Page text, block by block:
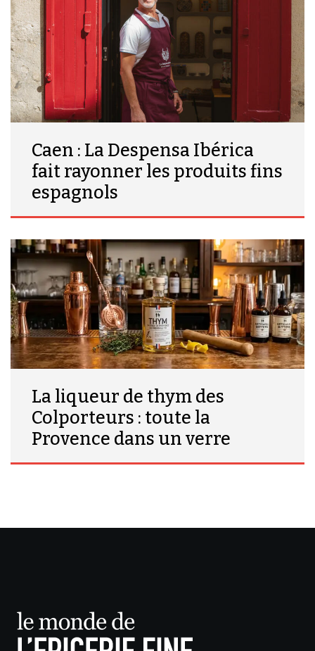
Caen : La Despensa Ibérica
fait rayonner les produits fins
espagnols
La liqueur de thym des
Colporteurs : toute la
Provence dans un verre